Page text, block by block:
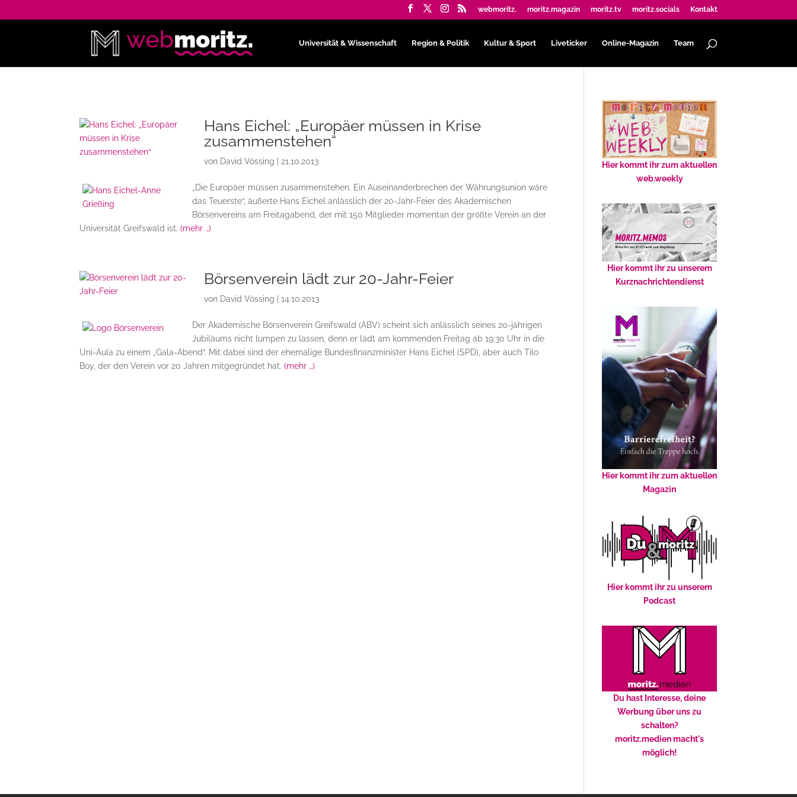
webmoritz. moritz.magazin moritz.tv moritz.socials Kontakt
Universität & Wissenschaft Region & Politik Kultur & Sport Liveticker Online-Magazin Team
Hans Eichel: „Europäer müssen in Krise
zusammenstehen“
von David Vössing 21.10.2013
„Die Europäer müssen zusammenstehen. Ein Auseinanderbrechen der Währungsunion wäre
das Teuerste“, äußerte Hans Eichel anlässlich der 20-Jahr-Feier des Akademischen
Börsenvereins am Freitagabend, der mit 150 Mitglieder momentan der größte Verein an der
Universität Greifswald ist.(mehr …)
Börsenverein lädt zur 20-Jahr-Feier
von David Vössing |14.10.2013
Der Akademische Börsenverein Greifswald (ABV) scheint sich anlässlich seines 20-jährigen
Jubiläums nicht lumpen zu lassen, denn er lädt am kommenden Freitag ab 19:30 Uhr in die
Uni-Aula zu einem „Gala-Abend“. Mit dabei sind der ehemalige Bundesfinanzminister Hans Eichel (SPD), aber auch Tilo
Boy, der den Verein vor 20 Jahren mitgegründet hat.(mehr …)
Hier kommt ihr zum aktuellen
web.weekly
Hier kommt ihr zu unserem
Kurznachrichtendienst
Hier kommt ihr zum aktuellen
Magazin
Hier kommt ihr zu unserem
Podcast
Du hast Interesse, deine
Werbung über uns zu
schalten?
moritz.medien macht's
möglich!